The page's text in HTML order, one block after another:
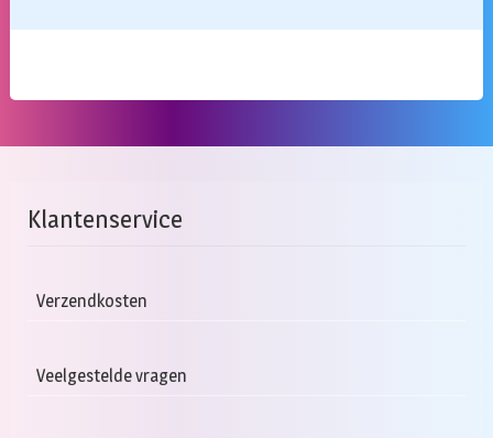
Klantenservice
Verzendkosten
Veelgestelde vragen